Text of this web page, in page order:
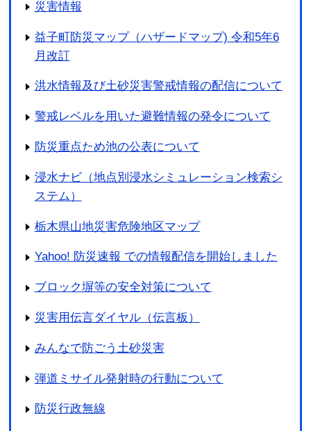
災害情報
益子町防災マップ（ハザードマップ) 令和5年6
月改訂
洪水情報及び土砂災害警戒情報の配信について
警戒レベルを用いた避難情報の発令について
防災重点ため池の公表について
浸水ナビ（地点別浸水シミュレーション検索シ
ステム）
栃木県山地災害危険地区マップ
Yahoo! 防災速報 での情報配信を開始しました
ブロック塀等の安全対策について
災害用伝言ダイヤル（伝言板）
みんなで防ごう土砂災害
弾道ミサイル発射時の行動について
防災行政無線